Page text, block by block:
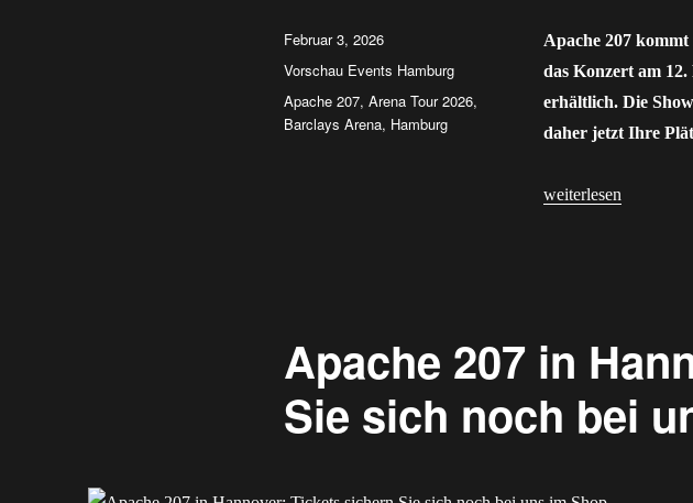
Apache 207
das Konzert am
erhältlich. Die
daher jetzt Ihre
„Apache 207 in
weiterlesen
Veröffentlicht
am
Februar 3, 2026
Kategorien
Vorschau Events Hamburg
Schlagwörter
Apache 207, Arena Tour 2026,
Barclays Arena, Hamburg
Apache 207 in
Sie sich noch bei